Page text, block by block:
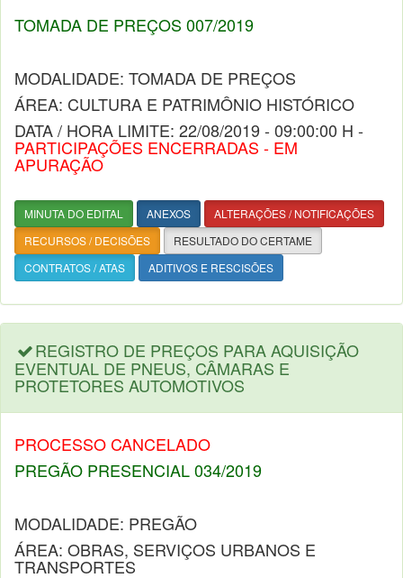
TOMADA DE PREÇOS 007/2019
MODALIDADE: TOMADA DE PREÇOS
ÁREA: CULTURA E PATRIMÔNIO HISTÓRICO
DATA / HORA LIMITE: 22/08/2019 - 09:00:00 H -
PARTICIPAÇÕES ENCERRADAS - EM
APURAÇÃO
MINUTA DO EDITAL ANEXOS
ALTERAÇÕES / NOTIFICAÇÕES
RECURSOS / DECISÕES
RESULTADO DO CERTAME
CONTRATOS / ATAS
ADITIVOS E RESCISÕES
REGISTRO DE PREÇOS PARA AQUISIÇÃO
EVENTUAL DE PNEUS, CÂMARAS E
PROTETORES AUTOMOTIVOS
PROCESSO CANCELADO
PREGÃO PRESENCIAL 034/2019
MODALIDADE: PREGÃO
ÁREA: OBRAS, SERVIÇOS URBANOS E
TRANSPORTES